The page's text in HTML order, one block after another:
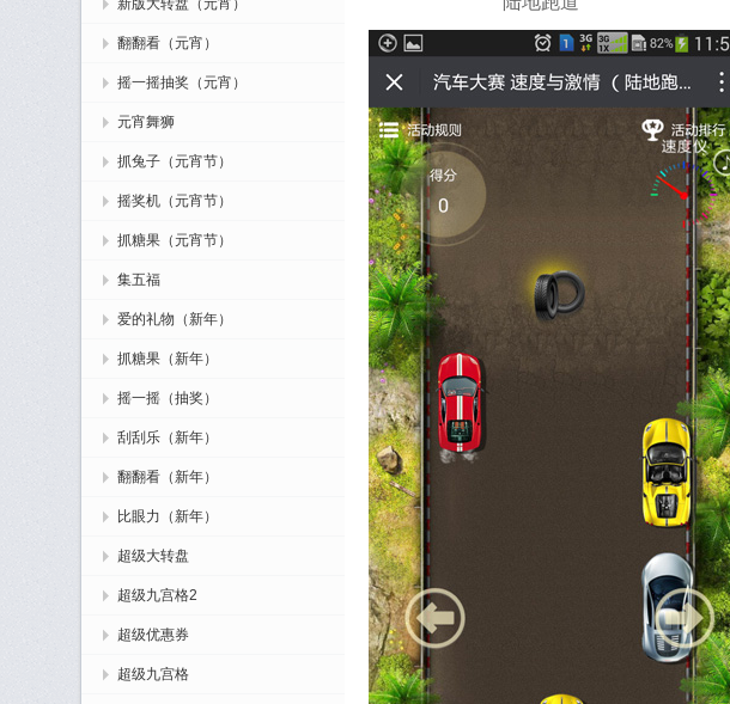
新版大转盘（元宵）
翻翻看（元宵）
摇一摇抽奖（元宵）
元宵舞狮
抓兔子（元宵节）
摇奖机（元宵节）
抓糖果（元宵节）
集五福
爱的礼物（新年）
抓糖果（新年）
摇一摇（抽奖）
刮刮乐（新年）
翻翻看（新年）
比眼力（新年）
超级大转盘
超级九宫格2
超级优惠券
超级九宫格